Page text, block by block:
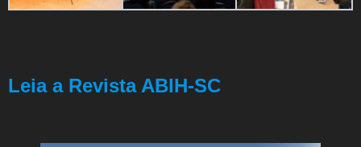
Leia a Revista ABIH-SC